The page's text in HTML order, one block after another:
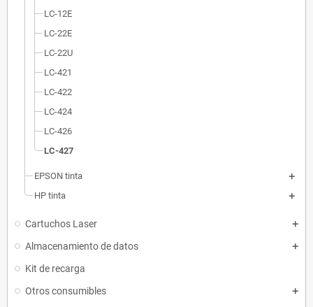
LC-12E
LC-22E
LC-22U
LC-421
LC-422
LC-424
LC-426
LC-427
EPSON tinta
HP tinta
Cartuchos Laser
Almacenamiento de datos
Kit de recarga
Otros consumibles